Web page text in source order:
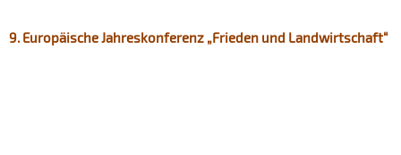
9. Europäische Jahreskonferenz „Frieden und Landwirtschaft“